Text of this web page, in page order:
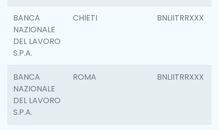
BANCA
NAZIONALE
DEL LAVORO
S.P.A.
CHIETI BNLIITRRXXX
BANCA
NAZIONALE
DEL LAVORO
S.P.A.
ROMA BNLIITRRXXX